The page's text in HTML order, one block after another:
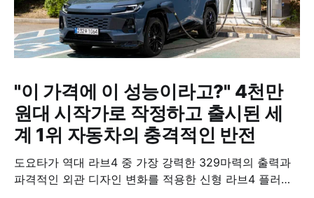
"이 가격에 이 성능이라고?" 4천만
원대 시작가로 작정하고 출시된 세
계 1위 자동차의 충격적인 반전
도요타가 역대 라브4 중 가장 강력한 329마력의 출력과
파격적인 외관 디자인 변화를 적용한 신형 라브4 플러그